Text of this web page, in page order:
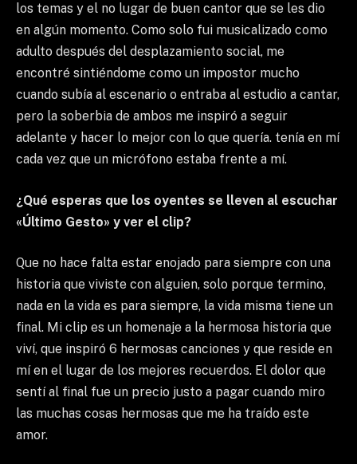
los temas y el no lugar de buen cantor que se les dio
en algún momento. Como solo fui musicalizado como
adulto después del desplazamiento social, me
encontré sintiéndome como un impostor mucho
cuando subía al escenario o entraba al estudio a cantar,
pero la soberbia de ambos me inspiró a seguir
adelante y hacer lo mejor con lo que quería. tenía en mí
cada vez que un micrófono estaba frente a mí.
¿Qué esperas que los oyentes se lleven al escuchar
«Último Gesto» y ver el clip?
Que no hace falta estar enojado para siempre con una
historia que viviste con alguien, solo porque termino,
nada en la vida es para siempre, la vida misma tiene un
final. Mi clip es un homenaje a la hermosa historia que
viví, que inspiró 6 hermosas canciones y que reside en
mí en el lugar de los mejores recuerdos. El dolor que
sentí al final fue un precio justo a pagar cuando miro
las muchas cosas hermosas que me ha traído este
amor.